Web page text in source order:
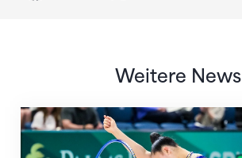
Weitere News
Nächster Halt: Weltmeisterschaft